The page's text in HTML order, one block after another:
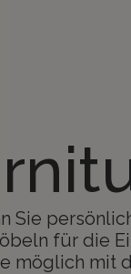
Sie
für die
möglich mit